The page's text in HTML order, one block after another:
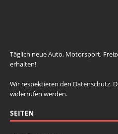
Täglich neue Auto, Motorsport,
erhalten!
Wir respektieren den Datenschutz.
widerrufen werden.
SEITEN